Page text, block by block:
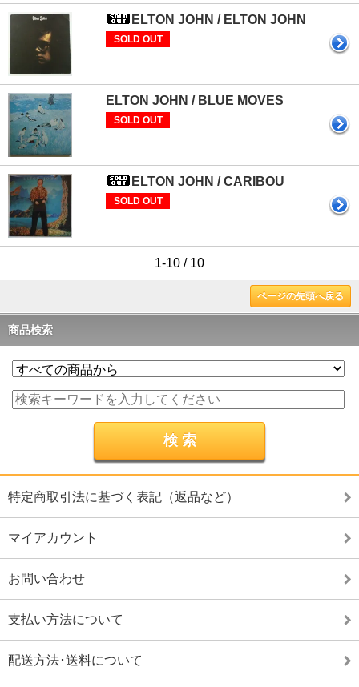
ELTON JOHN / ELTON JOHN
SOLD OUT
ELTON JOHN / BLUE MOVES
SOLD OUT
ELTON JOHN / CARIBOU
SOLD OUT
1-10 / 10
ページの先頭へ戻る
商品検索
特定商取引法に基づく表記（返品など）
マイアカウント
お問い合わせ
支払い方法について
配送方法･送料について